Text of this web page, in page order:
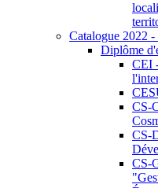
Catalogue 2022 -
Diplôme
CEI
CS-
CS-
CS-